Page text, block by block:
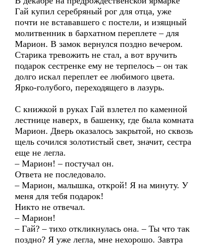
Гай купил серебряный рог для отца, уже
почти не встававшего с постели, и изящный
молитвенник в бархатном переплете – для
Марион. В замок вернулся поздно вечером.
Старика тревожить не стал, а вот вручить
подарок сестренке ему не терпелось – он так
долго искал переплет ее любимого цвета.
Ярко-голубого, переходящего в лазурь.
С книжкой в руках Гай взлетел по каменной
лестнице наверх, в башенку, где была комната
Марион. Дверь оказалось закрытой, но сквозь
щель сочился золотистый свет, значит, сестра
еще не легла.
– Марион! – постучал он.
Ответа не последовало.
– Марион, малышка, открой! Я на минуту. У
меня для тебя подарок!
Никто не отвечал.
– Марион!
– Гай? – тихо откликнулась она. – Ты что так
поздно? Я уже легла, мне нехорошо. Завтра